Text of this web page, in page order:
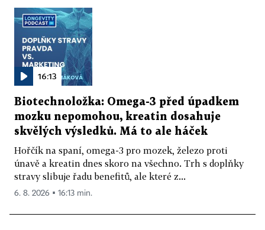
16:13
Biotechnoložka: Omega-3 před úpadkem
mozku nepomohou, kreatin dosahuje
skvělých výsledků. Má to ale háček
Hořčík na spaní, omega-3 pro mozek, železo proti
únavě a kreatin dnes skoro na všechno. Trh s doplňky
stravy slibuje řadu benefitů, ale které z...
6. 8. 2026 ▪ 16:13 min.